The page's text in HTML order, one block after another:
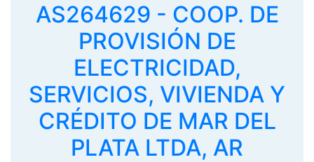
AS264629 - COOP. DE
PROVISIÓN DE
ELECTRICIDAD,
SERVICIOS, VIVIENDA Y
CRÉDITO DE MAR DEL
PLATA LTDA, AR